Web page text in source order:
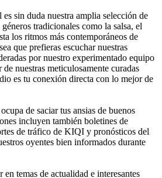
sin duda nuestra amplia selección de
tradicionales como la salsa, el
los ritmos más contemporáneos de
que prefieras escuchar nuestras
por nuestro experimentado equipo
nuestras meticulosamente curadas
es tu conexión directa con lo mejor de
de saciar tus ansias de buenos
incluyen también boletines de
de tráfico de KIQI y pronósticos del
oyentes bien informados durante
temas de actualidad e interesantes